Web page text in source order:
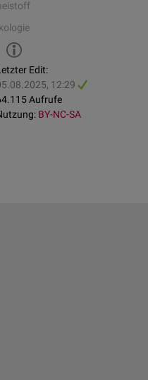
Edit:
12:29
Aufrufe
BY-NC-SA